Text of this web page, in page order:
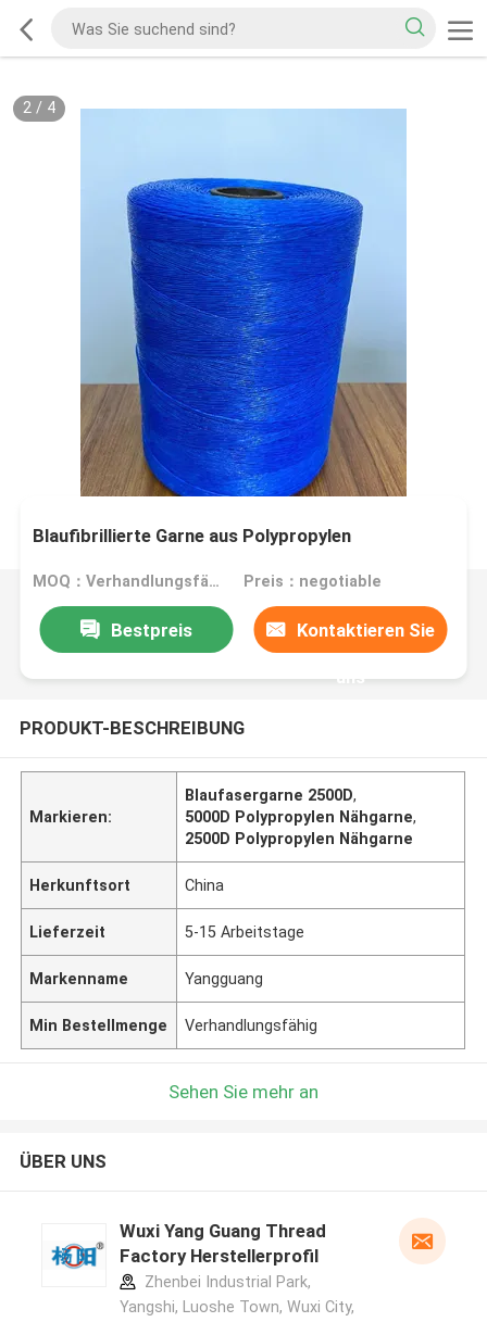
2/ 4
Blaufibrillierte Garne aus Polypropylen
MOQ：Verhandlungsfähig Preis：negotiable
Bestpreis Kontaktieren Sie
uns
PRODUKT-BESCHREIBUNG
Markieren:
Blaufasergarne 2500D,
5000D Polypropylen Nähgarne,
2500D Polypropylen Nähgarne
Herkunftsort China
Lieferzeit 5-15 Arbeitstage
Markenname Yangguang
Min Bestellmenge Verhandlungsfähig
Sehen Sie mehr an
ÜBER UNS
Wuxi Yang Guang Thread
Factory Herstellerprofil
Zhenbei Industrial Park,
Yangshi, Luoshe Town, Wuxi City,